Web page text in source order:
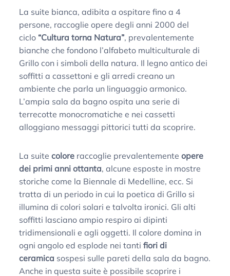
La suite bianca, adibita a ospitare fino a 4
persone, raccoglie opere degli anni 2000 del
ciclo “Cultura torna Natura”, prevalentemente
bianche che fondono l’alfabeto multiculturale di
Grillo con i simboli della natura. Il legno antico dei
soffitti a cassettoni e gli arredi creano un
ambiente che parla un linguaggio armonico.
L’ampia sala da bagno ospita una serie di
terrecotte monocromatiche e nei cassetti
alloggiano messaggi pittorici tutti da scoprire.
La suitecolore raccoglie prevalentementeopere
dei primi anni ottanta, alcune esposte in mostre
storiche come la Biennale di Medelline, ecc. Si
tratta di un periodo in cui la poetica di Grillo si
illumina di colori solari e talvolta ironici. Gli alti
soffitti lasciano ampio respiro ai dipinti
tridimensionali e agli oggetti. Il colore domina in
ogni angolo ed esplode nei tantifiori di
ceramica sospesi sulle pareti della sala da bagno.
Anche in questa suite è possibile scoprire i